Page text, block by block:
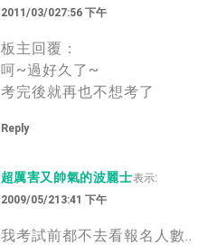
2011/03/027:56 下午
板主回覆：
呵~過好久了~
考完後就再也不想考了
Reply
超厲害又帥氣的波麗士表示:
2009/05/213:41 下午
我考試前都不去看報名人數..